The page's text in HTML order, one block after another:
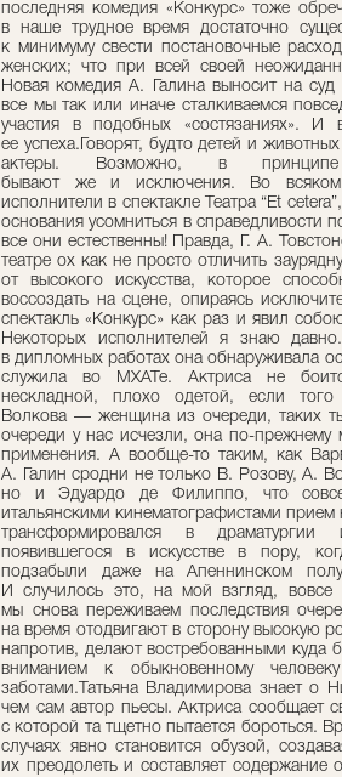
последняя комедия «Конкурс» тоже
в наше трудное время достаточно
к минимуму свести постановочные
женских; что при всей своей
Новая комедия А. Галина выносит на
все мы так или иначе сталкиваемся
участия в подобных «состязаниях».
ее успеха.Говорят, будто детей и
актеры. Возможно, в
бывают же и исключения. Во всяком
исполнители в спектакле Театра “Et
основания усомниться в справедливости
все они естественны! Правда, Г. А.
театре ох как не просто отличить
от высокого искусства, которое
воссоздать на сцене, опираясь
спектакль «Конкурс» как раз и явил
Некоторых исполнителей я знаю
в дипломных работах она обнаруживала
служила во МХАТе. Актриса не
нескладной, плохо одетой, если того
Волкова — женщина из очереди, таких
очереди у нас исчезли, она по-прежнему
применения. А вообще-то таким, как
А. Галин сродни не только В. Розову, А.
но и Эдуардо де Филиппо, что
итальянскими кинематографистами прием
трансформировался в драматургии
появившегося в искусстве в пору,
подзабыли даже на Апеннинском
И случилось это, на мой взгляд,
мы снова переживаем последствия
на время отодвигают в сторону высокую
напротив, делают востребованными
вниманием к обыкновенному
заботами.Татьяна Владимирова знает о
чем сам автор пьесы. Актриса сообщает
с которой та тщетно пытается бороться.
случаях явно становится обузой,
их преодолеть и составляет содержание